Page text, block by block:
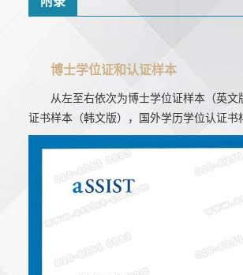
博士学位证和认证样本
从左至右依次为博士学位证样本（英文
证书样本（韩文版），国外学历学位认证书